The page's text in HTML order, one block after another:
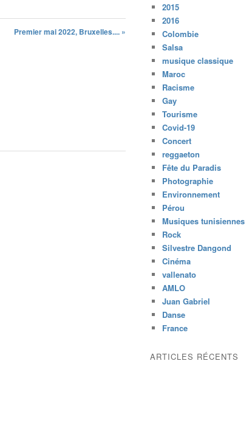
Premier mai 2022, Bruxelles.... »
2015
2016
Colombie
Salsa
musique classique
Maroc
Racisme
Gay
Tourisme
Covid-19
Concert
reggaeton
Fête du Paradis
Photographie
Environnement
Pérou
Musiques tunisiennes
Rock
Silvestre Dangond
Cinéma
vallenato
AMLO
Juan Gabriel
Danse
France
ARTICLES RÉCENTS